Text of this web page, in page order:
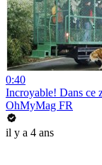
0:40
Incroyable! Dans ce
OhMyMag FR
il y a 4 ans